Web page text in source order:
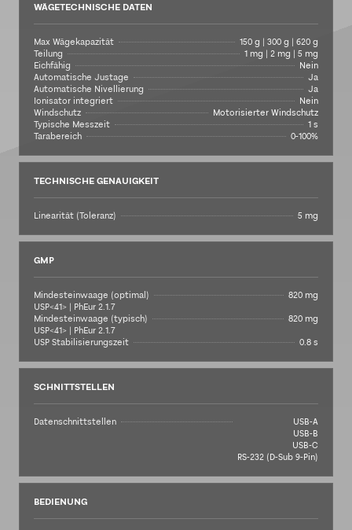
WÄGETECHNISCHE DATEN
Max Wägekapazität
150 g | 300 g | 620 g
Teilung
1 mg | 2 mg | 5 mg
Eichfähig
Nein
Automatische Justage
Ja
Automatische Nivellierung
Ja
Ionisator integriert
Nein
Windschutz
Motorisierter Windschutz
Typische Messzeit
1 s
Tarabereich
0-100%
TECHNISCHE GENAUIGKEIT
Linearität (Toleranz) 5 mg
GMP
Mindesteinwaage (optimal)
USP<41> | PhEur 2.1.7
820 mg
Mindesteinwaage (typisch)
USP<41> | PhEur 2.1.7
820 mg
USP Stabilisierungszeit
0.8 s
SCHNITTSTELLEN
Datenschnittstellen
USB-A
USB-B
USB-C
RS-232 (D-Sub 9-Pin)
BEDIENUNG